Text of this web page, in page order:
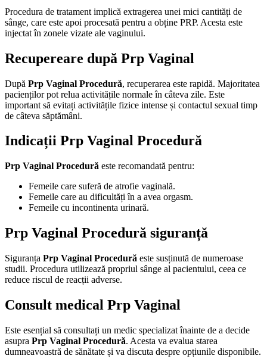
Procedura de tratament implică extragerea unei mici cantități de
sânge, care este apoi procesată pentru a obține PRP. Acesta este
injectat în zonele vizate ale vaginului.
Recupereare după Prp Vaginal
După Prp Vaginal Procedură, recuperarea este rapidă. Majoritatea
pacienților pot relua activitățile normale în câteva zile. Este
important să evitați activitățile fizice intense și contactul sexual timp
de câteva săptămâni.
Indicații Prp Vaginal Procedură
Prp Vaginal Procedură este recomandată pentru:
Femeile care suferă de atrofie vaginală.
Femeile care au dificultăți în a avea orgasm.
Femeile cu incontinenta urinară.
Prp Vaginal Procedură siguranță
Siguranța Prp Vaginal Procedură este susținută de numeroase
studii. Procedura utilizează propriul sânge al pacientului, ceea ce
reduce riscul de reacții adverse.
Consult medical Prp Vaginal
Este esențial să consultați un medic specializat înainte de a decide
asupra Prp Vaginal Procedură. Acesta va evalua starea
dumneavoastră de sănătate și va discuta despre opțiunile disponibile.